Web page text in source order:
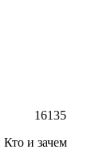
16135